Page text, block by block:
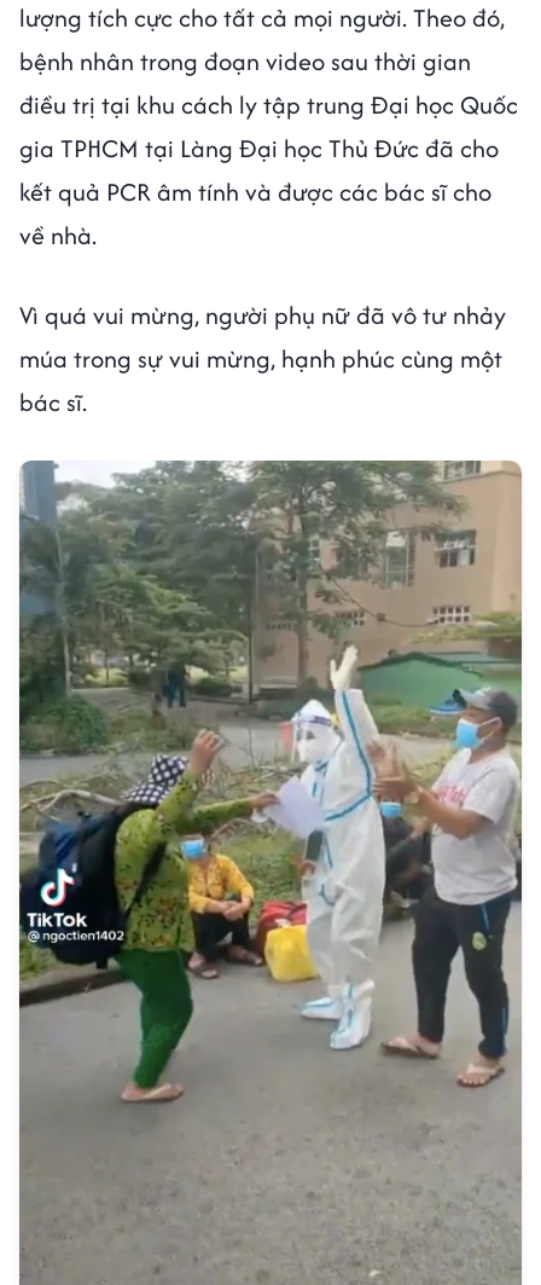
lượng tích cực cho tất cả mọi người. Theo đó,
bệnh nhân trong đoạn video sau thời gian
điều trị tại khu cách ly tập trung Đại học Quốc
gia TPHCM tại Làng Đại học Thủ Đức đã cho
kết quả PCR âm tính và được các bác sĩ cho
về nhà.
Vì quá vui mừng, người phụ nữ đã vô tư nhảy
múa trong sự vui mừng, hạnh phúc cùng một
bác sĩ.